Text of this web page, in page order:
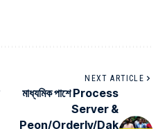
NEXT ARTICLE
মাধ্যমিক পাশে Process
Server &
Peon/Orderly/Dak